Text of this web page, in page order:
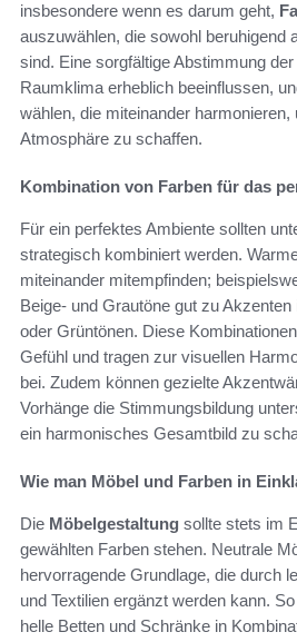
insbesondere wenn es darum geht,
auszuwählen, die sowohl beruhigend
sind. Eine sorgfältige Abstimmung
Raumklima erheblich beeinflussen,
wählen, die miteinander
Atmosphäre zu schaffen.
Kombination von Farben für das
Für ein perfektes Ambiente sollten
strategisch kombiniert werden.
miteinander mitempfinden;
Beige- und Grautöne gut zu
oder Grüntönen. Diese
Gefühl und tragen zur visuellen
bei. Zudem können gezielte
Vorhänge die Stimmungsbildung
ein harmonisches Gesamtbild zu
Wie man Möbel und Farben in
Die Möbelgestaltung sollte stets im
gewählten Farben stehen. Neutrale
hervorragende Grundlage, die durch
und Textilien ergänzt werden kann.
helle Betten und Schränke in